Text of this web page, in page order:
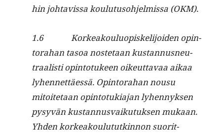
hin johtavis­sa koulu­tu­so­hjelmis­sa (OKM).
1.6 Korkeak­oulu­opiske­li­joiden opin­
tora­han tasoa nos­te­taan kus­tan­nus­neu­
traal­isti opin­to­tu­keen oikeut­tavaa aikaa
lyhen­net­täessä. Opin­tora­han nousu
mitoite­taan opin­to­tuki­a­jan lyhen­nyk­sen
pysyvän kus­tan­nus­vaiku­tuk­sen mukaan.
Yhden korkeak­oulu­tutkin­non suorit­